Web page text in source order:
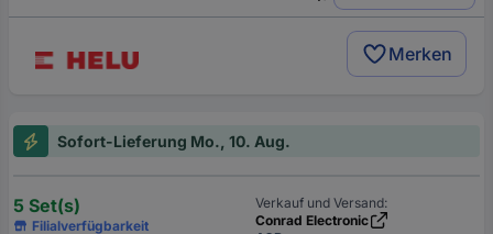
Merken
Sofort-Lieferung Mo., 10. Aug.
5 Set(s)
Filialverfügbarkeit
Verkauf und Versand:
Conrad Electronic